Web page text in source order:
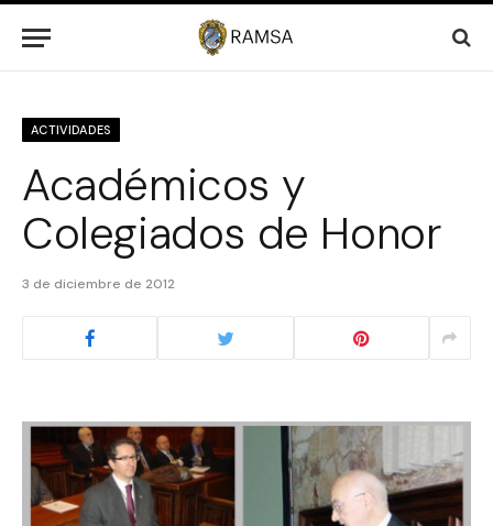
ACTIVIDADES
Académicos y
Colegiados de Honor
3 de diciembre de 2012